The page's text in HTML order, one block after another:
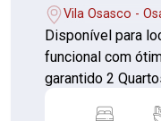
Vila Osasco -
Disponível para
funcional com
garantido 2 Quartos sendo suíte (piso